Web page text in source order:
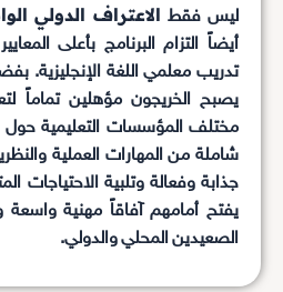
ليس فقطالاعتراف الدولي
أيضاً التزام البرنامج بأعلى
تدريب معلمي اللغة الإنجليزية.
يصبح الخريجون مؤهلين تماماً
مختلف المؤسسات التعليمية حول
شاملة من المهارات العملية
جذابة وفعالة وتلبية الاحتياجات
يفتح أمامهم آفاقاً مهنية
الصعيدين المحلي والدولي.